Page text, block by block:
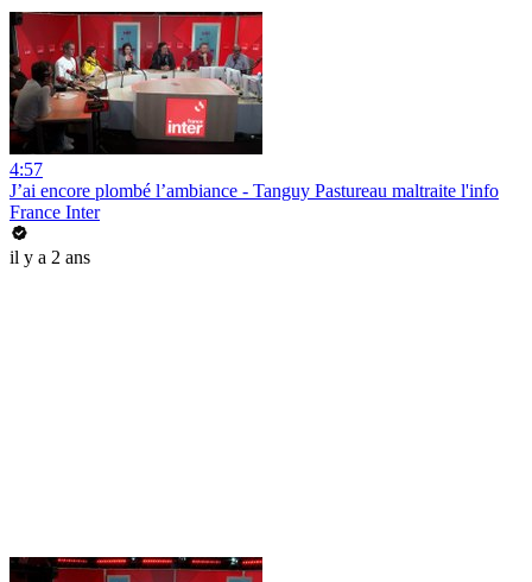
4:57
J’ai encore plombé l’ambiance - Tanguy Pastureau maltraite l'info
France Inter
il y a 2 ans